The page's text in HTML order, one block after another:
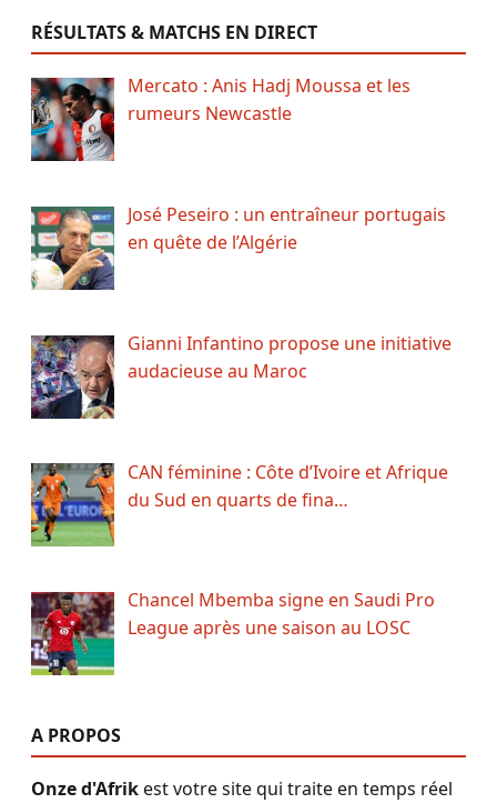
RÉSULTATS & MATCHS EN DIRECT
Mercato : Anis Hadj Moussa et les
rumeurs Newcastle
José Peseiro : un entraîneur portugais
en quête de l’Algérie
Gianni Infantino propose une initiative
audacieuse au Maroc
CAN féminine : Côte d’Ivoire et Afrique
du Sud en quarts de fina…
Chancel Mbemba signe en Saudi Pro
League après une saison au LOSC
A PROPOS
Onze d'Afrikest votre site qui traite en temps réel